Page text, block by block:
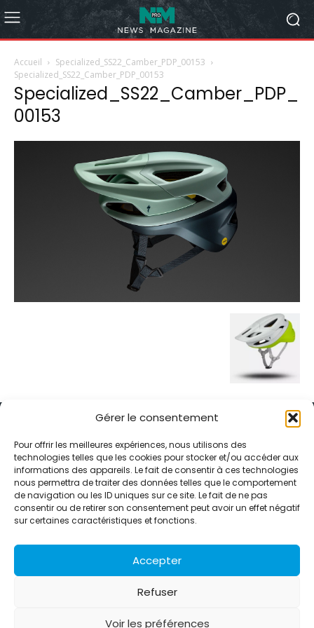
Gérer le consentement
Pour offrir les meilleures expériences, nous utilisons des
technologies telles que les cookies pour stocker et/ou accéder aux
informations des appareils. Le fait de consentir à ces technologies
nous permettra de traiter des données telles que le comportement
de navigation ou les ID uniques sur ce site. Le fait de ne pas
consentir ou de retirer son consentement peut avoir un effet négatif
sur certaines caractéristiques et fonctions.
Accepter
Refuser
Voir les préférences
Accueil
Specialized_SS22_Camber_PDP_00153
Specialized_SS22_Camber_PDP_00153
Specialized_SS22_Camber_PDP_
00153
Alternative Média est une agence de relations presse et de
relations publiques basée à Grenoble. Depuis 1995, elle conçoit et
pilote des stratégies de visibilité en France et à l’international
grâce à un réseau d’agences partenaires.